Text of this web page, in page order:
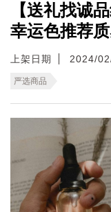
【送礼找诚
幸运色推荐
上架日期 2024/
严选商品